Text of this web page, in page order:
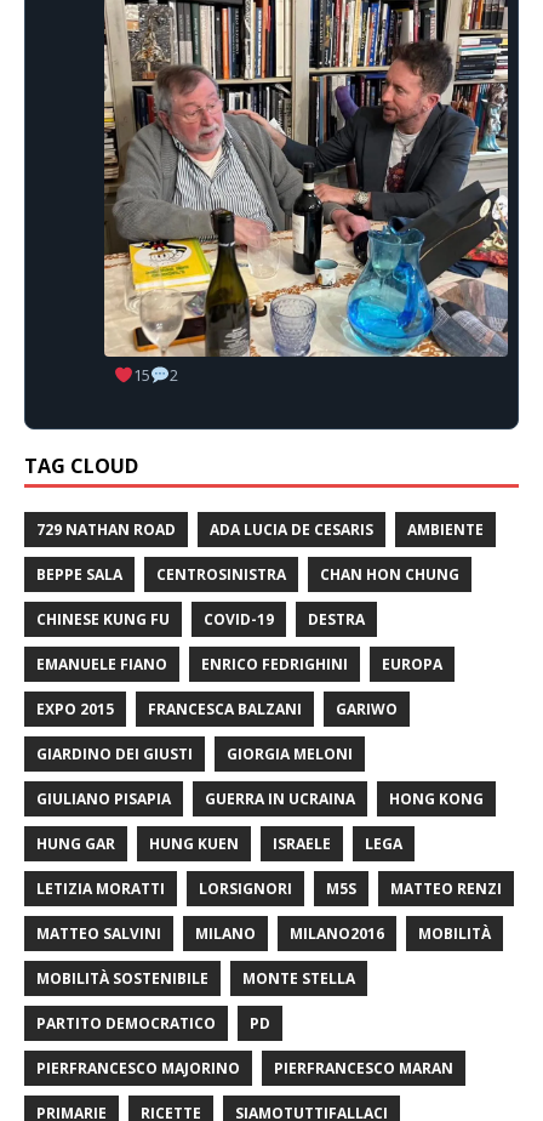
15 2
TAG CLOUD
729 NATHAN ROAD ADA LUCIA DE CESARIS AMBIENTE
BEPPE SALA CENTROSINISTRA CHAN HON CHUNG
CHINESE KUNG FU COVID-19 DESTRA
EMANUELE FIANO ENRICO FEDRIGHINI EUROPA
EXPO 2015 FRANCESCA BALZANI GARIWO
GIARDINO DEI GIUSTI GIORGIA MELONI
GIULIANO PISAPIA GUERRA IN UCRAINA HONG KONG
HUNG GAR HUNG KUEN ISRAELE LEGA
LETIZIA MORATTI LORSIGNORI M5S MATTEO RENZI
MATTEO SALVINI MILANO MILANO2016 MOBILITÀ
MOBILITÀ SOSTENIBILE MONTE STELLA
PARTITO DEMOCRATICO PD
PIERFRANCESCO MAJORINO PIERFRANCESCO MARAN
PRIMARIE RICETTE SIAMOTUTTIFALLACI